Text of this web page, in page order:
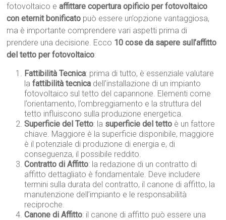
fotovoltaico eaffittare copertura opificio per fotovoltaico
con eternit bonificato può essere un’opzione vantaggiosa,
ma è importante comprendere vari aspetti prima di
prendere una decisione. Ecco 10 cose da sapere sull’affitto
del tetto per fotovoltaico:
Fattibilità Tecnica: prima di tutto, è essenziale valutare
la fattibilità tecnica dell’installazione di un impianto
fotovoltaico sul tetto del capannone. Elementi come
l’orientamento, l’ombreggiamento e la struttura del
tetto influiscono sulla produzione energetica.
Superficie del Tetto: la superficie del tetto è un fattore
chiave. Maggiore è la superficie disponibile, maggiore
è il potenziale di produzione di energia e, di
conseguenza, il possibile reddito.
Contratto di Affitto: la redazione di un contratto di
affitto dettagliato è fondamentale. Deve includere
termini sulla durata del contratto, il canone di affitto, la
manutenzione dell’impianto e le responsabilità
reciproche.
Canone di Affitto: il canone di affitto può essere una